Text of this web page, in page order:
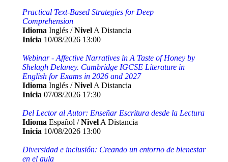
Practical Text-Based Strategies for Deep
Comprehension
Idioma Inglés /Nivel A Distancia
Inicia 10/08/2026 13:00
Webinar - Affective Narratives in A Taste of Honey by
Shelagh Delaney. Cambridge IGCSE Literature in
English for Exams in 2026 and 2027
Idioma Inglés /Nivel A Distancia
Inicia 07/08/2026 17:30
Del Lector al Autor: Enseñar Escritura desde la Lectura
Idioma Español /Nivel A Distancia
Inicia 10/08/2026 13:00
Diversidad e inclusión: Creando un entorno de bienestar
en el aula